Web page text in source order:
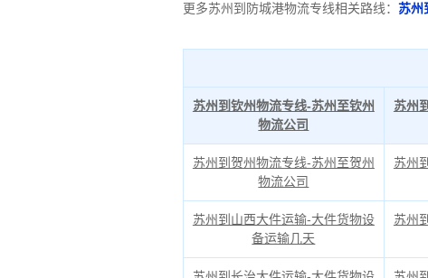
更多苏州到防城港物流专线相关路线： 苏州
苏州到钦州物流专线-苏州至钦州
物流公司
苏州
苏州到贺州物流专线-苏州至贺州
物流公司
苏州
苏州到山西大件运输-大件货物设
备运输几天
苏州